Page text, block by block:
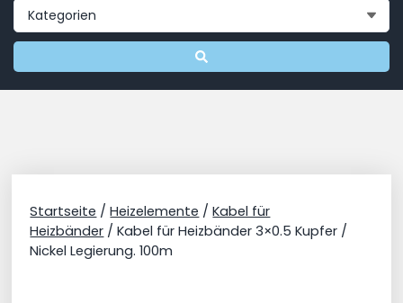
Startseite /Heizelemente /Kabel für
Heizbänder / Kabel für Heizbänder 3×0.5 Kupfer /
Nickel Legierung. 100m